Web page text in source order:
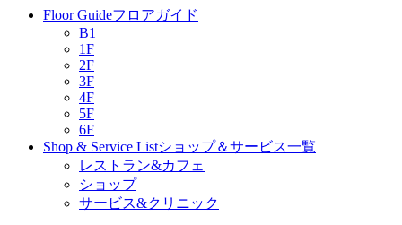
Floor Guideフロアガイド
B1
1F
2F
3F
4F
5F
6F
Shop & Service Listショップ＆サービス一覧
レストラン&カフェ
ショップ
サービス&クリニック